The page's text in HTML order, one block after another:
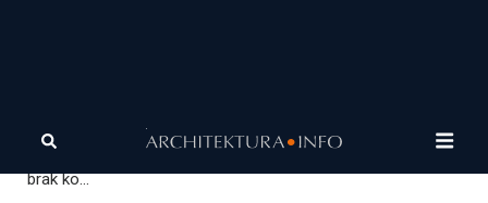
Wiadomości
i budownictwo stawiają na rozwój cyfrowy. Główną barierą
brak ko...